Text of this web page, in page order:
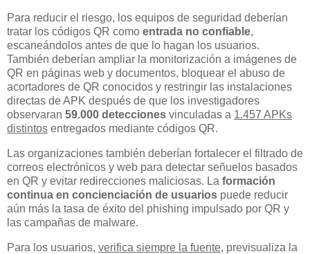
Para reducir el riesgo, los equipos de seguridad deberían
tratar los códigos QR como entrada no confiable,
escaneándolos antes de que lo hagan los usuarios.
También deberían ampliar la monitorización a imágenes de
QR en páginas web y documentos, bloquear el abuso de
acortadores de QR conocidos y restringir las instalaciones
directas de APK después de que los investigadores
observaran 59.000 detecciones vinculadas a 1.457 APKs
distintos entregados mediante códigos QR.
Las organizaciones también deberían fortalecer el filtrado de
correos electrónicos y web para detectar señuelos basados
en QR y evitar redirecciones maliciosas. La formación
continua en concienciación de usuarios puede reducir
aún más la tasa de éxito del phishing impulsado por QR y
las campañas de malware.
Para los usuarios, verifica siempre la fuente, previsualiza la